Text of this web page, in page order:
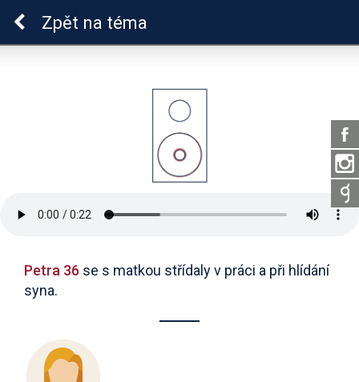
Epilepsie u dětí
Zpět na téma
Petra 36 se s matkou střídaly v práci a při hlídání
syna.